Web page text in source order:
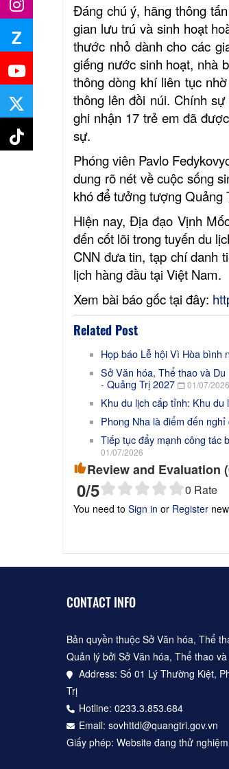
Đáng chú ý, hãng thông
gian lưu trú và sinh hoạt
thước nhỏ dành cho các
giếng nước sinh hoạt, nhà
thông dòng khí liên tục
thông lên đồi núi. Chính
ghi nhận 17 trẻ em đã
sự.
Phóng viên Pavlo
dung rõ nét về cuộc sống
khó để tưởng tượng Quảng
Hiện nay, Địa đạo Vịnh
đến cốt lõi trong tuyến du
CNN đưa tin, tạp chí danh
lịch hàng đầu tại Việt Nam.
Xem bài báo gốc tại đây:
Related Post
Họp báo Lễ hội Vì Hòa bình
Sở Văn hóa, Thể thao và
- Quảng Trị 2027
01/07/2026
Khu du lịch cấp tỉnh: Khu
Phong Nha là điểm đến
Tiếp tục đẩy mạnh công tác
01/07/2026
Review and Evaluation (
0/5 0 Rate
You need to Sign in or Register
CONTACT INFO
Bản quyền thuộc Sở Văn hóa, Thể
Quản lý bởi Sở Văn hóa, Thể thao
Address: Số 01 Lý Thường Kiệt,
Trị
Hotline: 0233.3.853.684
Email: sovhttdl@quangtri.gov.vn
Giấy phép: Website đang thử nghiệm
Z